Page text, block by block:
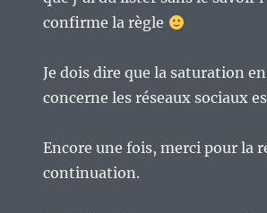
confirme la règle
Je dois dire que la saturation
concerne les réseaux sociaux
Encore une fois, merci pour la
continuation.